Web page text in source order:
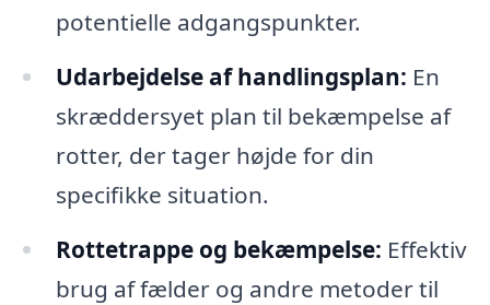
potentielle adgangspunkter.
Udarbejdelse af handlingsplan: En
skræddersyet plan til bekæmpelse af
rotter, der tager højde for din
specifikke situation.
Rottetrappe og bekæmpelse: Effektiv
brug af fælder og andre metoder til